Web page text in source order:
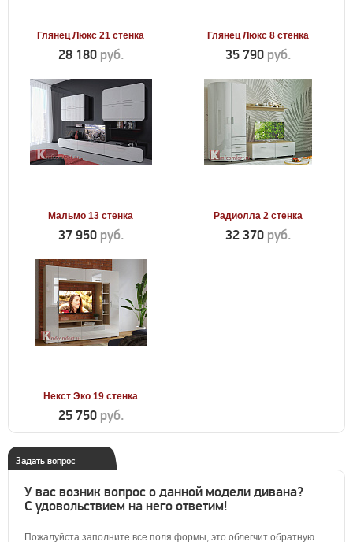
Глянец Люкс 21 стенка
28 180 руб.
Глянец Люкс 8 стенка
35 790 руб.
Мальмо 13 стенка
37 950 руб.
Радиолла 2 стенка
32 370 руб.
Некст Эко 19 стенка
25 750 руб.
Задать вопрос
У вас возник вопрос о данной модели дивана?
С удовольствием на него ответим!
Пожалуйста заполните все поля формы, это облегчит обратную